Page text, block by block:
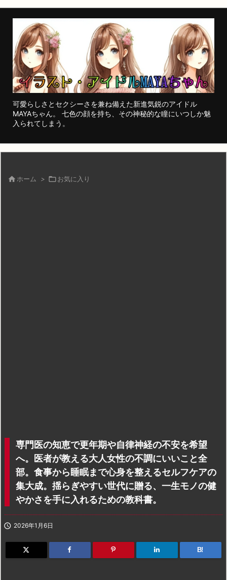
可愛らしさとセクシーさを兼ね備えた新進気鋭のアイドル
MAYAちゃん。 七色の顔を持ち、その神秘的な瞳にいつしか魅
入られてしまう。
 ホーム > お気に入り
専門医の知恵で更年期や自律神経の不安を希望
へ。医者が教える大人女性の不調にいいこと全
部。食事から睡眠まで心身を整えるセルフケアの
集大成。揺らぎやすい世代に贈る、一生モノの健
やかさを手に入れるための教科書。
 2026年1月6日
B!